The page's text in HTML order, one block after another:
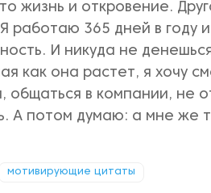
жизнь и откровение.
работаю 365 дней в году
И никуда не
как она растет, я хочу
общаться в компании, не
А потом думаю: а мне же
мотивирующие цитаты